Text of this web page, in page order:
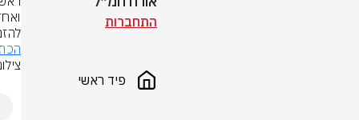
התחברות
פיד ראשי